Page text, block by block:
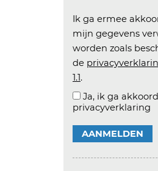
Ik ga ermee
mijn gegevens
worden zoals
de
1.1.
Ja, ik ga
privacyverklaring
AANMELDEN